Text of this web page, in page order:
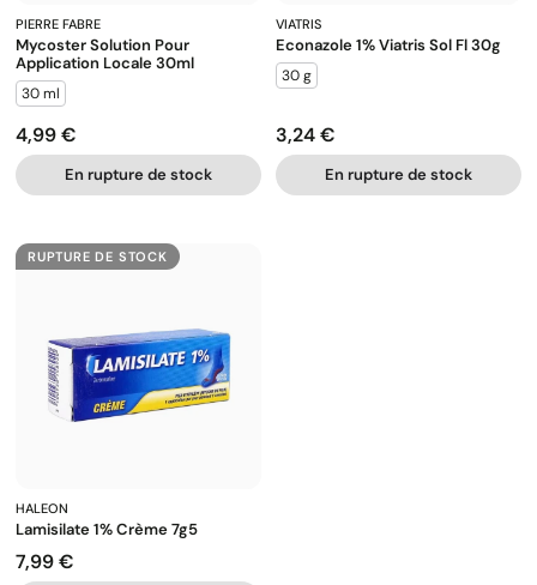
PIERRE FABRE
Mycoster Solution Pour
Application Locale 30ml
30 ml
Prix
4,99 €
En rupture de stock
VIATRIS
Econazole 1% Viatris Sol Fl 30g
30 g
Prix
3,24 €
En rupture de stock
RUPTURE DE STOCK
HALEON
Lamisilate 1% Crème 7g5
Prix
7,99 €